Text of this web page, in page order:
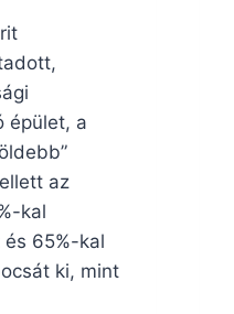
épület, a
az
kal
65%-kal
ki, mint